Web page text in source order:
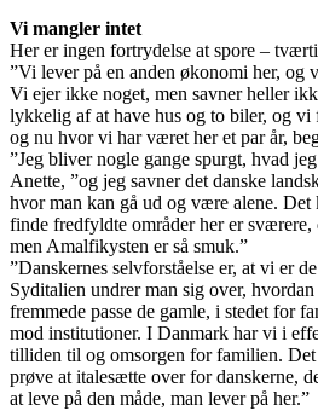
Vi mangler intet
Her er ingen fortrydelse at spore –
”Vi lever på en anden økonomi her, og
Vi ejer ikke noget, men savner heller
lykkelig af at have hus og to biler, og
og nu hvor vi har været her et par år,
”Jeg bliver nogle gange spurgt, hvad
Anette, ”og jeg savner det danske
hvor man kan gå ud og være alene. Det
finde fredfyldte områder her er sværere,
men Amalfikysten er så smuk.”
”Danskernes selvforståelse er, at vi er
Syditalien undrer man sig over,
fremmede passe de gamle, i stedet for
mod institutioner. I Danmark har vi i
tilliden til og omsorgen for familien.
prøve at italesætte over for danskerne,
at leve på den måde, man lever på her.”